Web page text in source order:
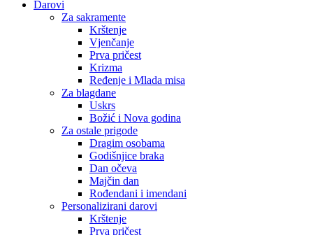
Darovi
Za sakramente
Krštenje
Vjenčanje
Prva pričest
Krizma
Ređenje i Mlada misa
Za blagdane
Uskrs
Božić i Nova godina
Za ostale prigode
Dragim osobama
Godišnjice braka
Dan očeva
Majčin dan
Rođendani i imendani
Personalizirani darovi
Krštenje
Prva pričest